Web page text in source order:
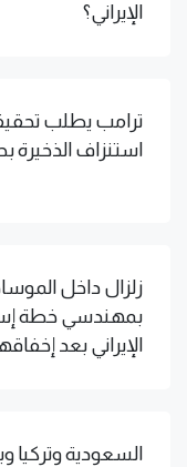
الإيراني؟
ترامب يطلب
استنزاف الذخيرة
زلزال داخل
بمهندسي خطة
الإيراني بعد
السعودية وتركيا